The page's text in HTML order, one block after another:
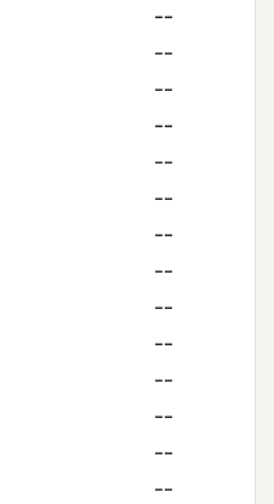
--
--
--
--
--
--
--
--
--
--
--
--
--
--